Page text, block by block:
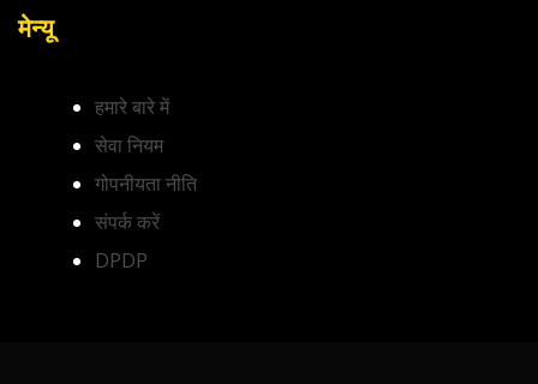
मेन्यू
हमारे बारे में
सेवा नियम
गोपनीयता नीति
संपर्क करें
DPDP